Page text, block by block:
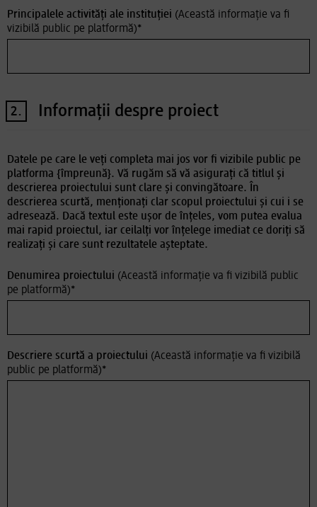
Principalele activități ale instituției (Această informație va fi
vizibilă public pe platformă)*
2. Informații despre proiect
Datele pe care le veți completa mai jos vor fi vizibile public pe
platforma {împreună}. Vă rugăm să vă asigurați că titlul și
descrierea proiectului sunt clare și convingătoare. În
descrierea scurtă, menționați clar scopul proiectului și cui i se
adresează. Dacă textul este ușor de înțeles, vom putea evalua
mai rapid proiectul, iar ceilalți vor înțelege imediat ce doriți să
realizați și care sunt rezultatele așteptate.
Denumirea proiectului (Această informație va fi vizibilă public
pe platformă)*
Descriere scurtă a proiectului (Această informație va fi vizibilă
public pe platformă)*